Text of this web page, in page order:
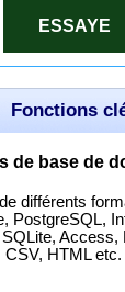
ESSAYE
Fonctions
de base de
différents
PostgreSQL,
Access,
HTML etc.